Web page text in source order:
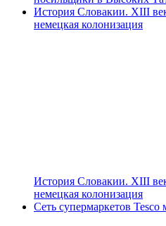
История Словакии. XIII
немецкая колонизация
История Словакии. XIII
немецкая колонизация
Сеть супермаркетов